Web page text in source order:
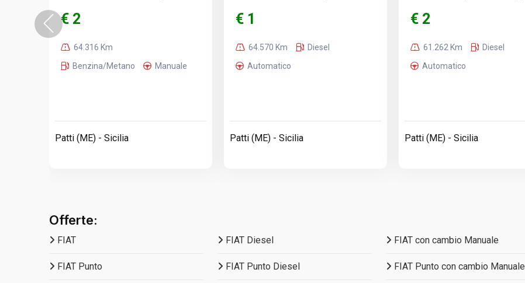
€ 2
64.316 Km
Benzina/Metano
Manuale
Patti (ME) - Sicilia
€ 1
64.570 Km
Diesel
Automatico
Patti (ME) - Sicilia
€ 2
61.262 Km
Diesel
Automatico
Patti (ME) - Sicilia
Offerte:
FIAT FIAT Diesel FIAT con cambio Manuale
FIAT Punto FIAT Punto Diesel FIAT Punto con cambio Manuale